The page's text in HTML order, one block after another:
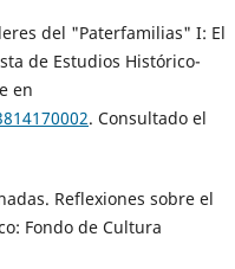
del "Paterfamilias" I: El
de Estudios Histórico-
en
. Consultado el
Reflexiones sobre el
Fondo de Cultura